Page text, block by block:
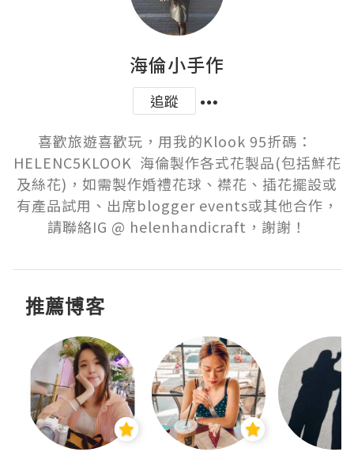
海倫小手作
追蹤
喜歡旅遊喜歡玩，用我的Klook 95折碼：
HELENC5KLOOK  海倫製作各式花製品(包括鮮花
及絲花)，如需製作婚禮花球、襟花、插花擺設或
有產品試用、出席blogger events或其他合作，
請聯絡IG @ helenhandicraft，謝謝！
推薦博客